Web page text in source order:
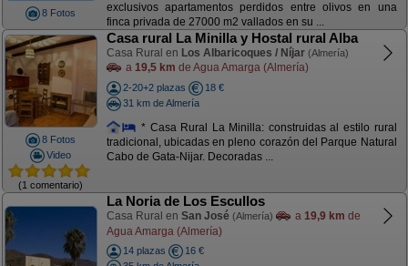
8 Fotos
exclusivos apartamentos perdidos entre olivos en una
finca privada de 27000 m2 vallados en su ...
8 Fotos
Video
(1 comentario)
Casa rural La Minilla y Hostal rural Alba
Casa Rural en Los Albaricoques / Níjar (Almería)
a 19,5 km de Agua Amarga (Almería)
2-20+2 plazas
18 €
31 km de Almería
* Casa Rural La Minilla: construidas al estilo rural
tradicional, ubicadas en pleno corazón del Parque Natural
Cabo de Gata-Nijar. Decoradas ...
La Noria de Los Escullos
Casa Rural en San José (Almería) a 19,9 km de
Agua Amarga (Almería)
14 plazas
16 €